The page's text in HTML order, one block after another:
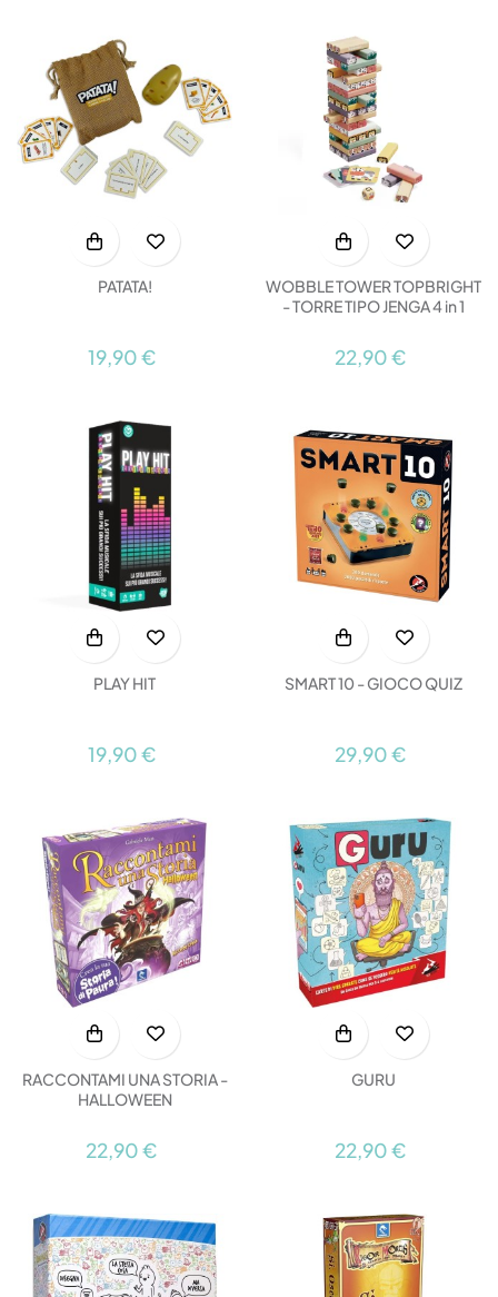
PATATA!
19,90 €
WOBBLE TOWER TOPBRIGHT
- TORRE TIPO JENGA 4 in 1
22,90 €
PLAY HIT
19,90 €
SMART 10 - GIOCO QUIZ
29,90 €
RACCONTAMI UNA STORIA -
HALLOWEEN
22,90 €
GURU
22,90 €